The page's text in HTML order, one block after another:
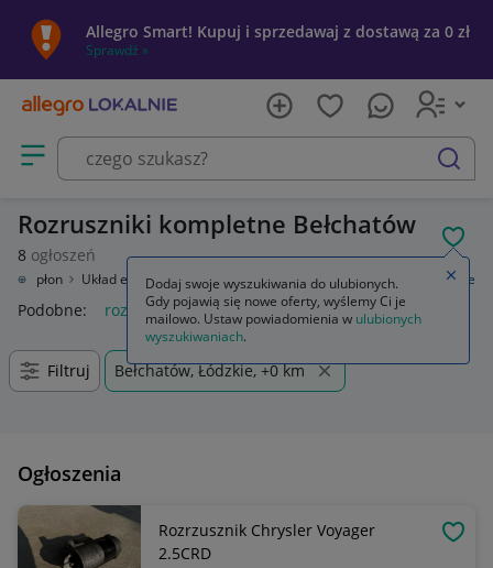
Allegro Smart! Kupuj i sprzedawaj z dostawą za 0 zł
Sprawdź »
Otwórz menu z kategoriami
szukaj
Rozruszniki kompletne Bełchatów
8 ogłoszeń
zapłon Układ elektryczny silnika Rozruszniki Rozruszniki kompletne
Podobne: rozruszniki kompletne
Filtruj Bełchatów, Łódzkie, +0 km
Ogłoszenia
Rozrzusznik Chrysler Voyager
2.5CRD
Dodaj swoje wyszukiwania do ulubionych.
Gdy pojawią się nowe oferty, wyślemy Ci je
mailowo. Ustaw powiadomienia w ulubionych
wyszukiwaniach.